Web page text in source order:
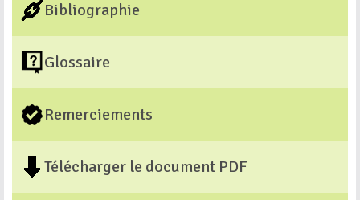
Bibliographie
Glossaire
Remerciements
Télécharger le document PDF